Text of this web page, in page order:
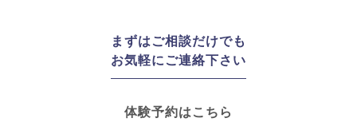
まずはご相談だけでも
お気軽にご連絡下さい
体験予約はこちら